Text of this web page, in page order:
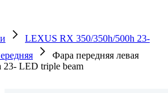
LEXUS RX 350/350h/500h 23-
Фара передняя левая
23- LED triple beam